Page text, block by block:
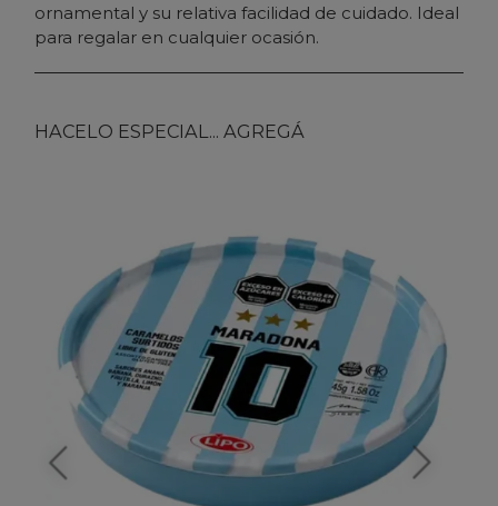
ornamental y su relativa facilidad de cuidado. Ideal
para regalar en cualquier ocasión.
HACELO ESPECIAL... AGREGÁ